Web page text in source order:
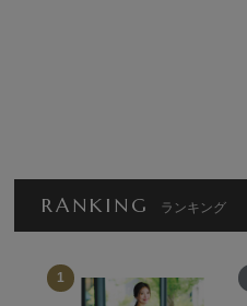
RANKING ランキング
1